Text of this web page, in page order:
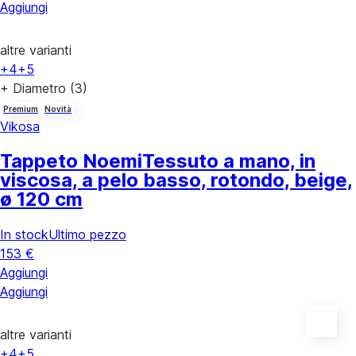
Aggiungi
altre varianti
+4+5
+ Diametro (3)
Premium Novità
Vikosa
Tappeto NoemiTessuto a mano, in
viscosa, a pelo basso, rotondo, beige,
ø 120 cm
In stockUltimo pezzo
153 €
Aggiungi
Aggiungi
altre varianti